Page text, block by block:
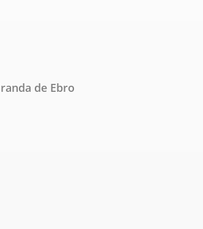
de Ebro